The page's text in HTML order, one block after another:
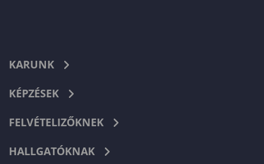
KARUNK
KÉPZÉSEK
FELVÉTELIZŐKNEK
HALLGATÓKNAK